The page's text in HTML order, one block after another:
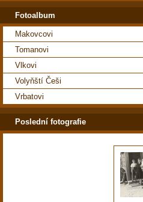
Fotoalbum
Makovcovi
Tomanovi
Vlkovi
Volyňští Češi
Vrbatovi
Poslední fotografie